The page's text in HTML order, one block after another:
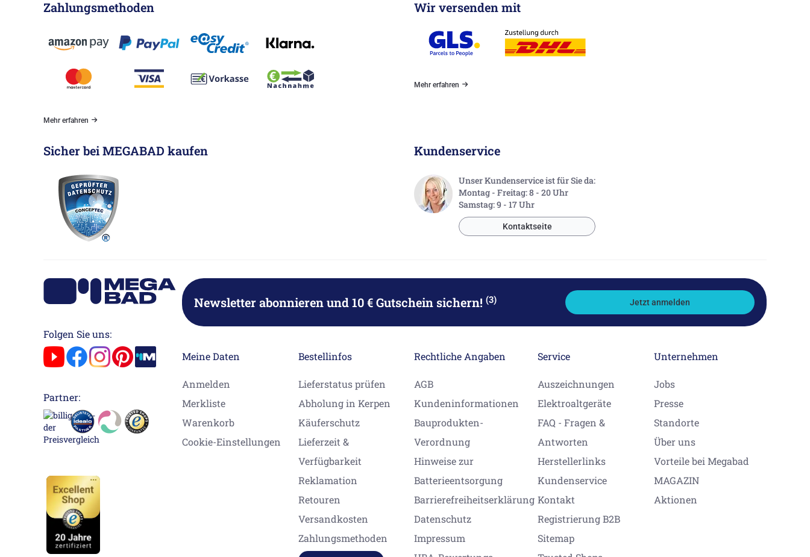
Zahlungsmethoden
Mehr erfahren
Wir versenden mit
Mehr erfahren
Sicher bei MEGABAD kaufen Kundenservice
Unser Kundenservice ist für Sie da:
Montag - Freitag: 8 - 20 Uhr
Samstag: 9 - 17 Uhr
Kontaktseite
Folgen Sie uns:
Partner:
Newsletter abonnierenund 10 € Gutschein sichern! (3) Jetzt anmelden
Meine Daten
Anmelden
Merkliste
Warenkorb
Cookie-Einstellungen
Bestellinfos
Lieferstatus prüfen
Abholung in Kerpen
Käuferschutz
Lieferzeit &
Verfügbarkeit
Reklamation
Retouren
Versandkosten
Zahlungsmethoden
Rechtliche Angaben
AGB
Kundeninformationen
Bauprodukten-
Verordnung
Hinweise zur
Batterieentsorgung
Barrierefreiheitserklärung
Datenschutz
Impressum
Service
Auszeichnungen
Elektroaltgeräte
FAQ - Fragen &
Antworten
Herstellerlinks
Kundenservice
Kontakt
Registrierung B2B
Sitemap
Unternehmen
Jobs
Presse
Standorte
Über uns
Vorteile bei Megabad
MAGAZIN
Aktionen